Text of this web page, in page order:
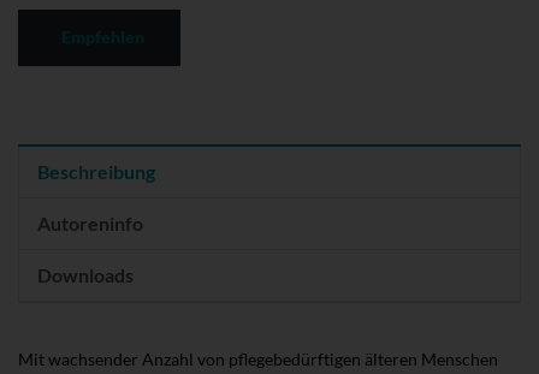
Beschreibung
Autoreninfo
Downloads
Mit wachsender Anzahl von pflegebedürftigen älteren Menschen